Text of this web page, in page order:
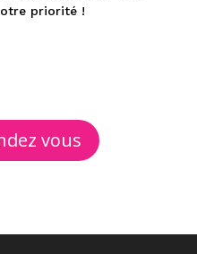
priorité !
vous